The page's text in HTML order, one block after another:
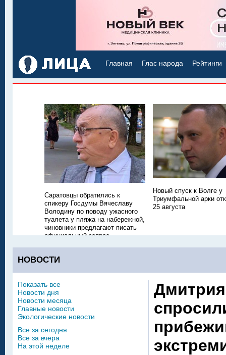
Главная Глас народа Рейтинги
Саратовцы обратились к
спикеру Госдумы Вячеславу
Володину по поводу ужасного
туалета у пляжа на набережной,
чиновники предлагают писать
официальный запрос
Новый спуск к Волге у
Триумфальной арки
25 августа
НОВОСТИ
Показать все
Новости дня
Новости месяца
Главные новости
Экологические новости
Все за сегодня
Все за вчера
На этой неделе